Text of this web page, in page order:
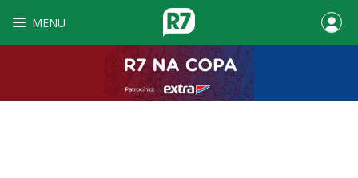
MENU